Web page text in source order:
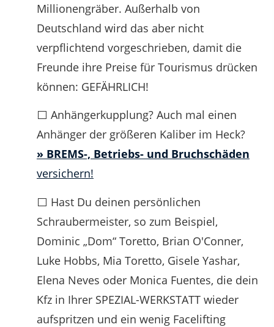
Millionengräber. Außerhalb von
Deutschland wird das aber nicht
verpflichtend vorgeschrieben, damit die
Freunde ihre Preise für Tourismus drücken
können: GEFÄHRLICH!
⬜ Anhängerkupplung? Auch mal einen
Anhänger der größeren Kaliber im Heck?
» BREMS-, Betriebs- und Bruchschäden
versichern!
⬜ Hast Du deinen persönlichen
Schraubermeister, so zum Beispiel,
Dominic „Dom“ Toretto, Brian O'Conner,
Luke Hobbs, Mia Toretto, Gisele Yashar,
Elena Neves oder Monica Fuentes, die dein
Kfz in Ihrer SPEZIAL-WERKSTATT wieder
aufspritzen und ein wenig Facelifting